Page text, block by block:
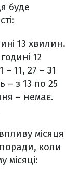
буде
13 хвилин.
12
1 – 11, 27 – 31
– з 13 по 25
– немає.
місяця
коли
місяці: